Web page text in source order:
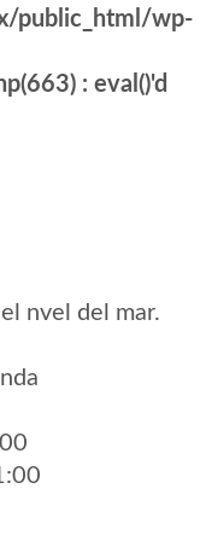
public_html/wp-
: eval()'d
nvel del mar.